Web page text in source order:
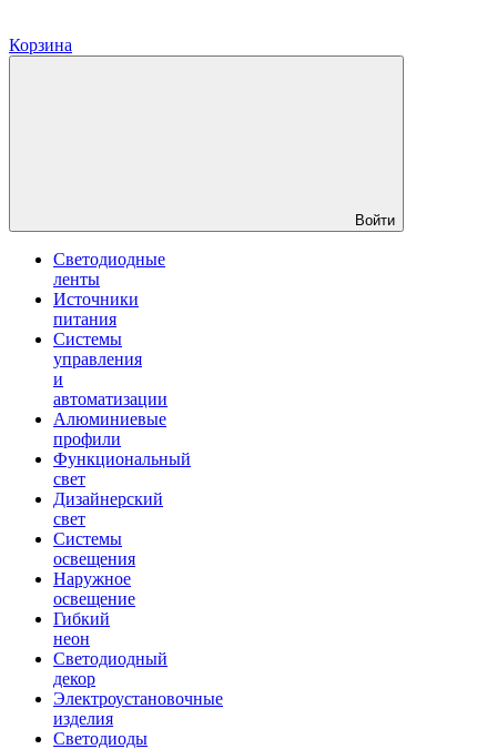
Корзина
Войти
Светодиодные
ленты
Источники
питания
Системы
управления
и
автоматизации
Алюминиевые
профили
Функциональный
свет
Дизайнерский
свет
Системы
освещения
Наружное
освещение
Гибкий
неон
Светодиодный
декор
Электроустановочные
изделия
Светодиоды